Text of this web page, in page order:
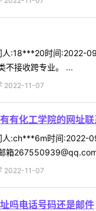
:18***20时间:2022-
不接收跨专业。 ...
2022-11-07
有化工学院的网址
:ch***6m时间:2022-
箱
2022-11-07
吗电话号码还是邮件